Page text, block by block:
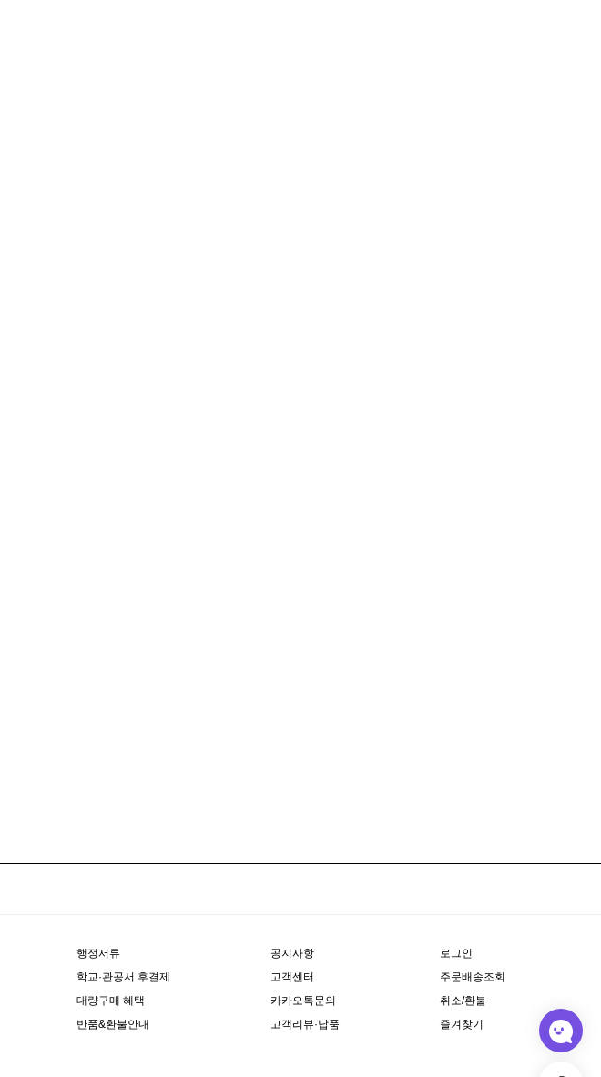
행정서류
학교·관공서 후결제
대량구매 혜택
반품&환불안내
공지사항
고객센터
카카오톡문의
고객리뷰·납품
로그인
주문배송조회
취소/환불
즐겨찾기